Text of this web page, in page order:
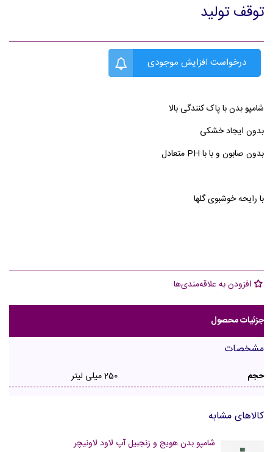
توقف تولید
درخواست افزایش موجودی
شامپو بدن با پاک کنندگی بالا
بدون ایجاد خشکی
بدون صابون و با با PH متعادل
با رایحه خوشبوی گلها
افزودن به علاقه‌مندی‌ها
جزئیات محصول
مشخصات
حجم 250 میلی لیتر
کالاهای مشابه
شامپو بدن هویج و زنجبیل آپ لاود لاونیچر